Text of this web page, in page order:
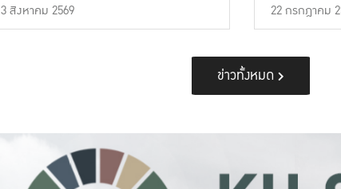
3 สิงหาคม 2569 22 กรกฎาคม
ข่าวทั้งหมด